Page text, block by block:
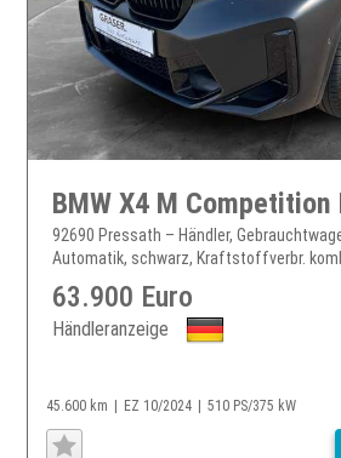
92690 Pressath – Händler,
Automatik, schwarz, Kraftstoffverbr.
63.900 Euro
Händleranzeige
45.600 km EZ 10/2024 510 PS/375 kW